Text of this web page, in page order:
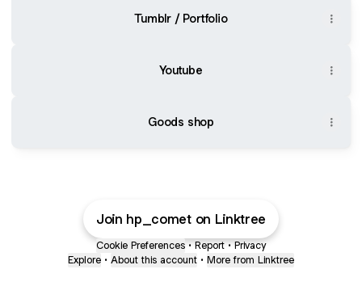
Tumblr / Portfolio
Youtube
Goods shop
Join hp_comet on Linktree
Cookie Preferences • Report • Privacy
Explore • About this account • More from Linktree